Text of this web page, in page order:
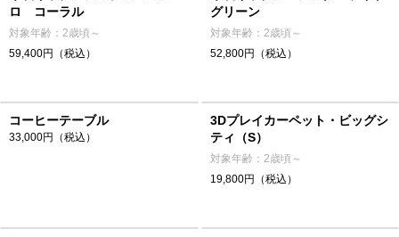
ロ コーラル
対象年齢：2歳頃～
59,400円（税込）
グリーン
対象年齢：2歳頃～
52,800円（税込）
コーヒーテーブル
33,000円（税込）
3Dプレイカーペット・ビッグシ
ティ（S）
対象年齢：2歳頃～
19,800円（税込）